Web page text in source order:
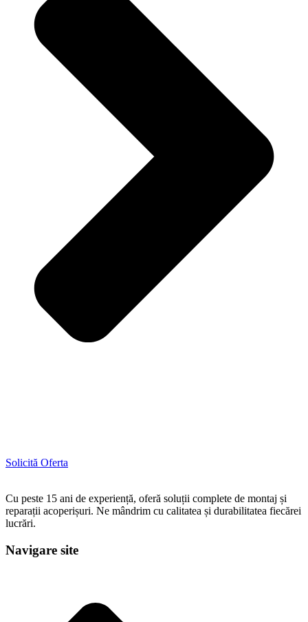
Solicită Oferta
Cu peste 15 ani de experiență, oferă soluții complete de montaj și
reparații acoperișuri. Ne mândrim cu calitatea și durabilitatea fiecărei
lucrări.
Navigare site